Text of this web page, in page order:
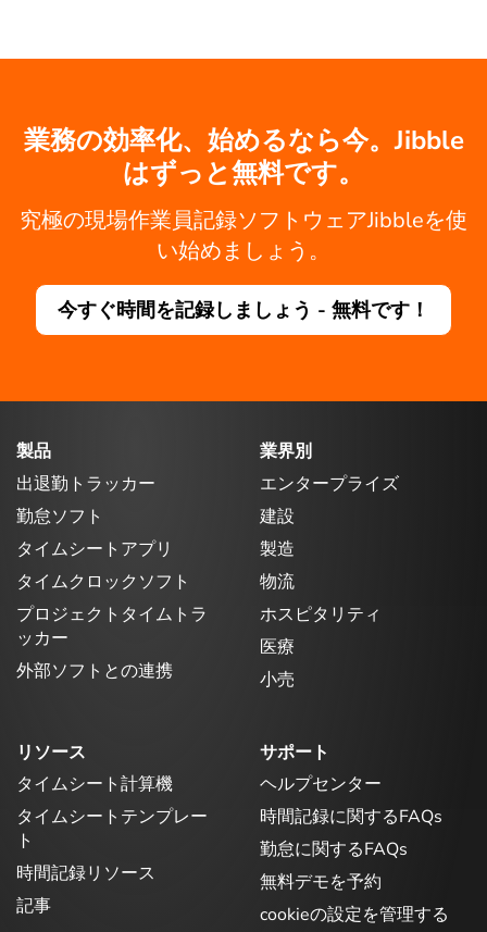
業務の効率化、始めるなら今。Jibble
はずっと無料です。
究極の現場作業員記録ソフトウェアJibbleを使
い始めましょう。
今すぐ時間を記録しましょう - 無料です！
製品
出退勤トラッカー
勤怠ソフト
タイムシートアプリ
タイムクロックソフト
プロジェクトタイムトラ
ッカー
外部ソフトとの連携
業界別
エンタープライズ
建設
製造
物流
ホスピタリティ
医療
小売
リソース
タイムシート計算機
タイムシートテンプレー
ト
時間記録リソース
記事
サポート
ヘルプセンター
時間記録に関するFAQs
勤怠に関するFAQs
無料デモを予約
cookieの設定を管理する